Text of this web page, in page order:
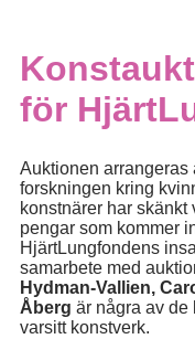
för
Auktionen arrangeras
forskningen kring
konstnärer har
pengar som kommer
HjärtLungfondens
samarbete med
Hydman-Vallien,
Åberg är några av de
varsitt konstverk.